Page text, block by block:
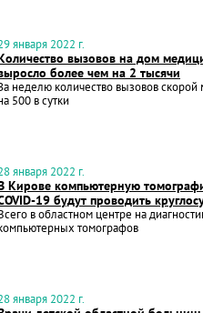
января 2022 г.
вызовов на дом
более чем на 2 тысячи
неделю количество вызовов
500 в сутки
января 2022 г.
Кирове компьютерную
19 будут проводить
в областном центре на
томографов
января 2022 г.